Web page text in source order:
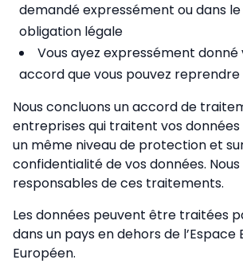
demandé expressément ou dans le
obligation légale
Vous ayez expressément
accord que vous pouvez
Nous concluons un accord de
entreprises qui traitent vos
un même niveau de protection et
confidentialité de vos données.
responsables de ces traitements.
Les données peuvent être traitées
dans un pays en dehors de l’Espace
Européen.